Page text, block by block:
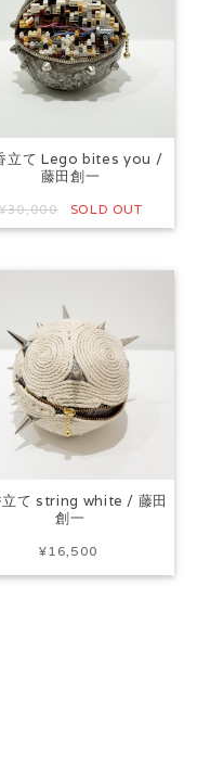
立て Lego bites you /
藤田創一
SOLD OUT
立て string white / 藤田
創一
¥16,500